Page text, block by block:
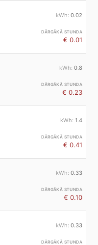
0.02
€ 0.01
0.8
€ 0.23
1.4
€ 0.41
0.33
€ 0.10
0.33